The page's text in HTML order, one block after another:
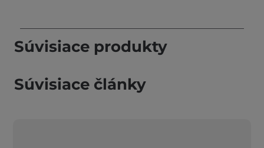
Súvisiace produkty
Súvisiace články